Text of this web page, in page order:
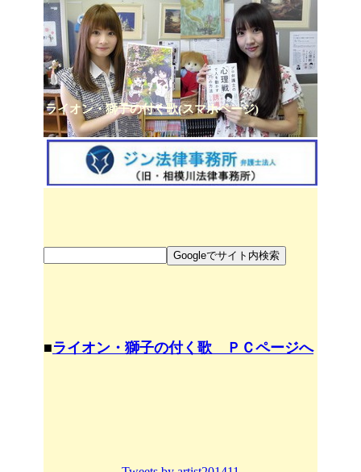
ライオン・獅子の付く歌(スマホページ)
■ライオン・獅子の付く歌 ＰＣページへ